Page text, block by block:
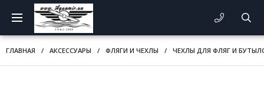
ГЛАВНАЯ / АКСЕССУАРЫ / ФЛЯГИ И ЧЕХЛЫ / ЧЕХЛЫ ДЛЯ ФЛЯГ И